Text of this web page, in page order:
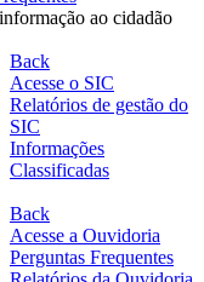
ao cidadão
Back
Acesse o SIC
Relatórios de gestão do
SIC
Informações
Classificadas
Back
Acesse a Ouvidoria
Perguntas Frequentes